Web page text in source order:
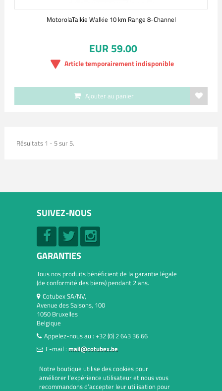
MotorolaTalkie Walkie 10 km Range 8-Channel
EUR 59.00
Article temporairement indisponible
Ajouter au panier
Résultats 1 - 5 sur 5.
SUIVEZ-NOUS
GARANTIES
Tous nos produits bénéficient de la garantie légale
(de conformité des biens) pendant 2 ans.
Cotubex SA/NV,
Avenue des Saisons, 100
1050 Bruxelles
Belgique
Appelez-nous au : +32 (0) 2 643 36 66
E-mail : mail@cotubex.be
Notre boutique utilise des cookies pour
améliorer l’expérience utilisateur et nous vous
recommandons d’accepter leur utilisation pour